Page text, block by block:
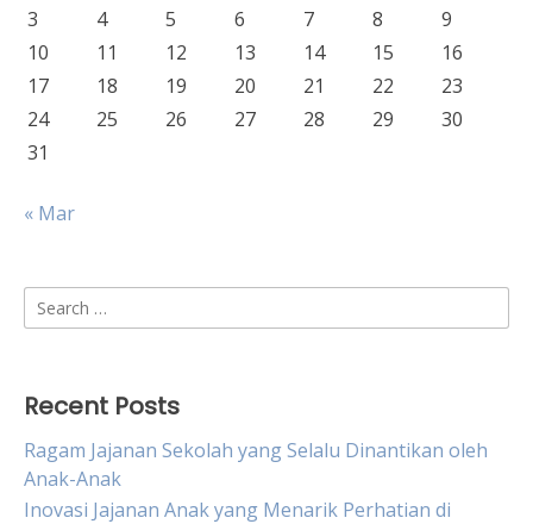
3
4 5 6 7 8
9
10
11 12 13 14 15
16
17
18 19 20 21 22
23
24
25 26 27 28 29
30
31
« Mar
Search
for:
Recent Posts
Ragam Jajanan Sekolah yang Selalu Dinantikan oleh
Anak-Anak
Inovasi Jajanan Anak yang Menarik Perhatian di